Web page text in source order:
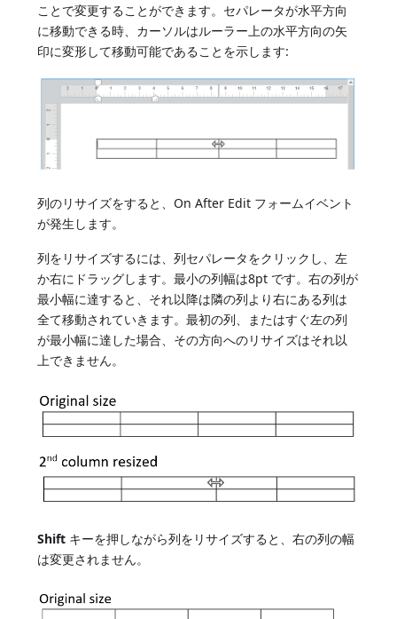
ことで変更することができます。セパレータが水平方向
に移動できる時、カーソルはルーラー上の水平方向の矢
印に変形して移動可能であることを示します:
列のリサイズをすると、On After Edit フォームイベント
が発生します。
列をリサイズするには、列セパレータをクリックし、左
か右にドラッグします。最小の列幅は8pt です。右の列が
最小幅に達すると、それ以降は隣の列より右にある列は
全て移動されていきます。最初の列、またはすぐ左の列
が最小幅に達した場合、その方向へのリサイズはそれ以
上できません。
Shift キーを押しながら列をリサイズすると、右の列の幅
は変更されません。